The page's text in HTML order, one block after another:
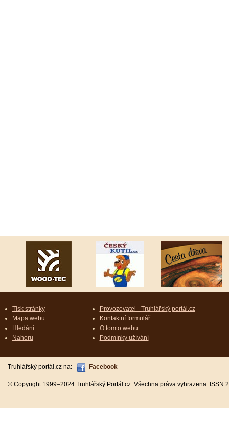
Tisk stránky
Mapa webu
Hledání
Nahoru
Provozovatel - Truhlářský portál.cz
Kontaktní formulář
O tomto webu
Podmínky užívání
Truhlářský portál.cz na: Facebook
© Copyright 1999–2024 Truhlářský Portál.cz. Všechna práva vyhrazena.